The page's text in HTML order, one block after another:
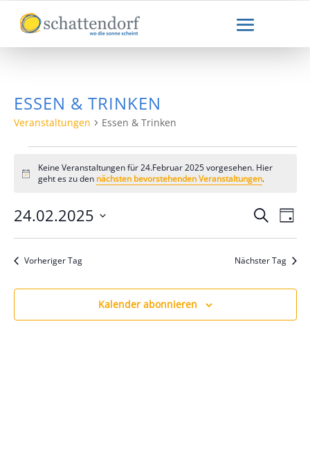
ESSEN & TRINKEN
Veranstaltungen Essen & Trinken
VERANSTALTUNGEN
FÜR
24.FEBRUAR
Hinweis
Keine Veranstaltungen für 24.Februar 2025 vorgesehen. Hier
geht es zu den nächsten bevorstehenden Veranstaltungen.
SUCHE
UND
SucheTag
24.02.2025
Vorheriger Tag Nächster Tag
Kalender abonnieren